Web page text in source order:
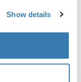
Show details